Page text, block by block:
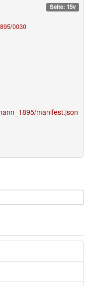
Seite: 15v
0030
manifest.json